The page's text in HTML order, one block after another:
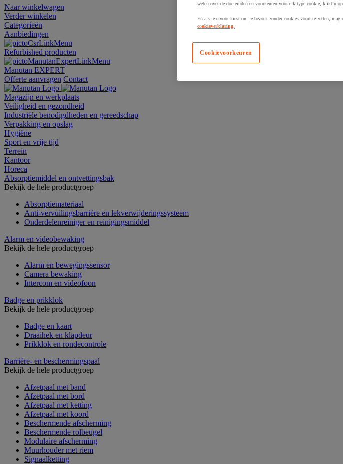
Naar winkelwagen
Verder winkelen
Categorieën
Aanbiedingen
Refurbished producten
Manutan EXPERT
Offerte aanvragen Contact
Magazijn en werkplaats
Veiligheid en gezondheid
Industriële benodigdheden en gereedschap
Verpakking en opslag
Hygiëne
Sport en vrije tijd
Terrein
Kantoor
Horeca
Absorptiemiddel en ontvettingsbak
Bekijk de hele productgroep
Absorptiemateriaal
Anti-vervuilingsbarrière en lekverwijderingssysteem
Onderdelenreiniger en reinigingsmiddel
Alarm en videobewaking
Bekijk de hele productgroep
Alarm en bewegingssensor
Camera bewaking
Intercom en videofoon
Badge en prikklok
Bekijk de hele productgroep
Badge en kaart
Draaihek en klapdeur
Prikklok en rondecontrole
Barrière- en beschermingspaal
Bekijk de hele productgroep
Afzetpaal met band
Afzetpaal met bord
Afzetpaal met ketting
Afzetpaal met koord
Beschermende afscherming
Beschermende rolbeugel
Modulaire afscherming
Muurhouder met riem
Signaalketting
weten over de doeleinden en voorkeuren voor elk type cookie, klikt u
En als je ervoor kiest om je bezoek zonder cookies voort te zetten,
cookieverklaring.
Cookievoorkeuren